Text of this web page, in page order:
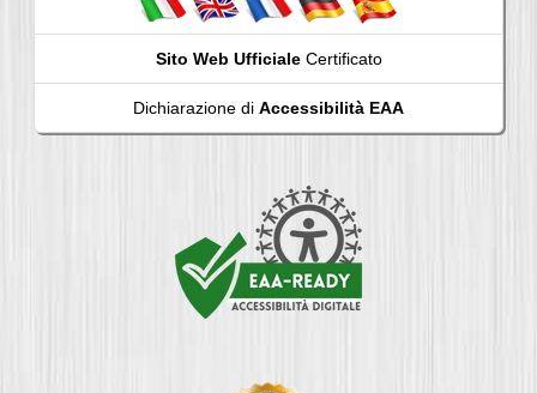
Sito Web UfficialeCertificato
Dichiarazione di Accessibilità EAA